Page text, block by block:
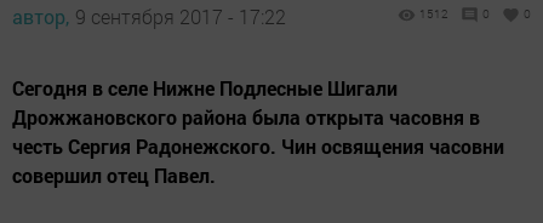
автор, 9 сентября 2017 - 17:22 1512 0 0
Сегодня в селе Нижне Подлесные Шигали
Дрожжановского района была открыта часовня в
честь Сергия Радонежского. Чин освящения часовни
совершил отец Павел.